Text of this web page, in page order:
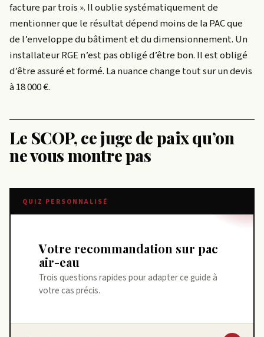
facture par trois ». Il oublie systématiquement de
mentionner que le résultat dépend moins de la PAC que
de l’enveloppe du bâtiment et du dimensionnement. Un
installateur RGE n’est pas obligé d’être bon. Il est obligé
d’être assuré et formé. La nuance change tout sur un devis
à 18 000 €.
Le SCOP, ce juge de paix qu’on
ne vous montre pas
QUIZ PERSONNALISÉ
Votre recommandation sur pac
air-eau
Trois questions rapides pour adapter ce guide à
votre cas précis.